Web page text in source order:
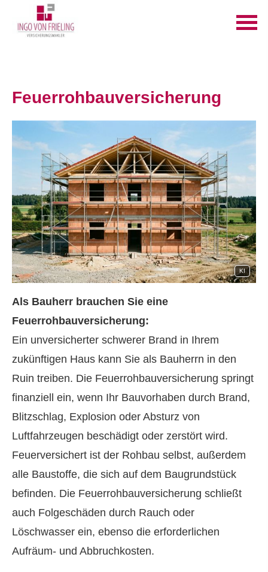
Feuerrohbauversicherung
KI
Als Bauherr brauchen Sie eine
Feuerrohbauversicherung:
Ein unversicherter schwerer Brand in Ihrem
zukünftigen Haus kann Sie als Bauherrn in den
Ruin treiben. Die Feuerrohbauversicherung springt
finanziell ein, wenn Ihr Bauvorhaben durch Brand,
Blitzschlag, Explosion oder Absturz von
Luftfahrzeugen beschädigt oder zerstört wird.
Feuerversichert ist der Rohbau selbst, außerdem
alle Baustoffe, die sich auf dem Baugrundstück
befinden. Die Feuerrohbauversicherung schließt
auch Folgeschäden durch Rauch oder
Löschwasser ein, ebenso die erforderlichen
Aufräum- und Abbruchkosten.